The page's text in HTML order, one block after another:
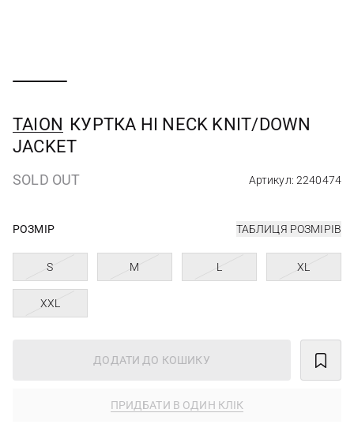
TAION КУРТКА HI NECK KNIT/DOWN
JACKET
SOLD OUT Артикул: 2240474
РОЗМІР ТАБЛИЦЯ РОЗМІРІВ
S M L XL
XXL
ДОДАТИ ДО КОШИКУ
ПРИДБАТИ В ОДИН КЛІК